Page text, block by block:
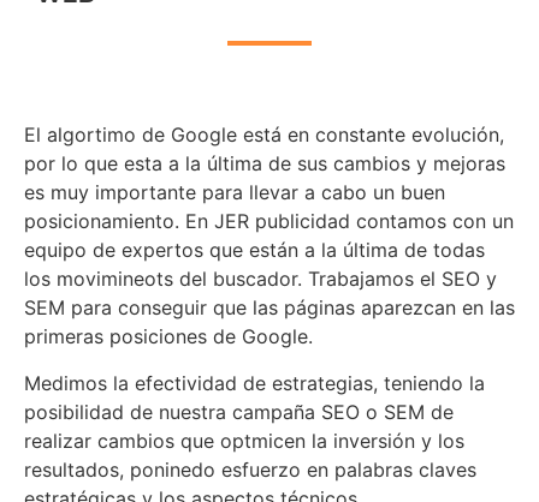
El algortimo de Google está en constante evolución,
por lo que esta a la última de sus cambios y mejoras
es muy importante para llevar a cabo un buen
posicionamiento. En JER publicidad contamos con un
equipo de expertos que están a la última de todas
los movimineots del buscador. Trabajamos el SEO y
SEM para conseguir que las páginas aparezcan en las
primeras posiciones de Google.
Medimos la efectividad de estrategias, teniendo la
posibilidad de nuestra campaña SEO o SEM de
realizar cambios que optmicen la inversión y los
resultados, poninedo esfuerzo en palabras claves